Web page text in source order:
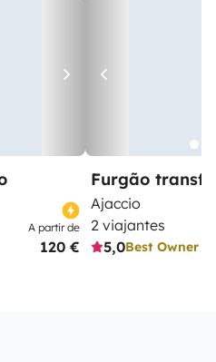
A partir de
120 €
Furgão
Ajaccio
2 viajantes
5,0Best Owner